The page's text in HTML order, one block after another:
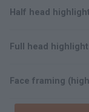
Half head
Full head